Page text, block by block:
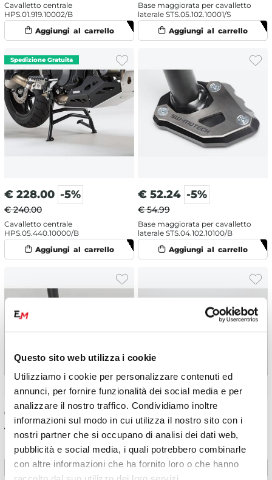
Questo sito web utilizza i cookie
Utilizziamo i cookie per personalizzare contenuti ed
annunci, per fornire funzionalità dei social media e per
analizzare il nostro traffico. Condividiamo inoltre
informazioni sul modo in cui utilizza il nostro sito con i
nostri partner che si occupano di analisi dei dati web,
pubblicità e social media, i quali potrebbero combinarle
con altre informazioni che ha fornito loro o che hanno
Cavalletto centrale
HPS.01.919.10002/B
Base maggiorata per cavalletto
laterale STS.05.102.10001/S
€ 228.00 -5%
€ 240.00
Cavalletto centrale
HPS.05.440.10000/B
€ 52.24 -5%
€ 54.99
Base maggiorata per cavalletto
laterale STS.04.102.10100/B
€ 52.24 -5%
€ 54.99
Base maggiorata per cavalletto
laterale STS.06.506.10000
€ 52.24 -5%
laterale STS.07.102.10500